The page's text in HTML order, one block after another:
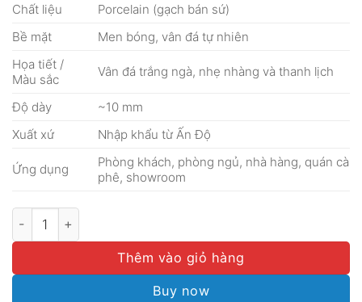
Chất liệu
Porcelain (gạch bán sứ)
Bề mặt
Men bóng, vân đá tự nhiên
Họa tiết /
Màu sắc
Vân đá trắng ngà, nhẹ nhàng và thanh lịch
Độ dày
~10 mm
Xuất xứ
Nhập khẩu từ Ấn Độ
Ứng dụng
Phòng khách, phòng ngủ, nhà hàng, quán cà
phê, showroom
Gạch Ấn Độ 100x100 Mark Bianco số lượng
Thêm vào giỏ hàng
Buy now